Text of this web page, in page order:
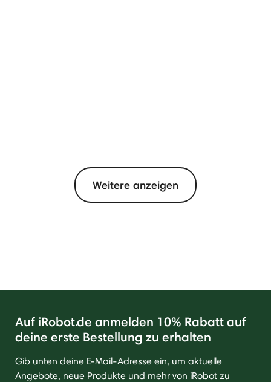
Weitere anzeigen
Auf iRobot.de anmelden 10% Rabatt auf
deine erste Bestellung zu erhalten
Gib unten deine E-Mail-Adresse ein, um aktuelle
Angebote, neue Produkte und mehr von iRobot zu